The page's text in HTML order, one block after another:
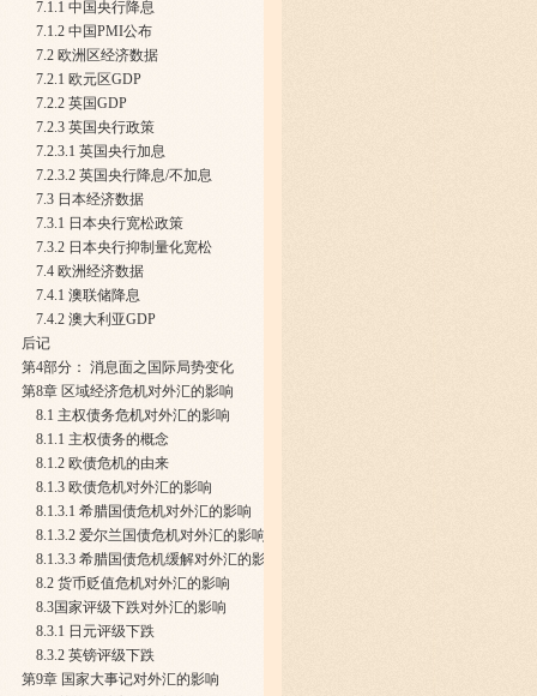
7.1.1 中国央行降息
7.1.2 中国PMI公布
7.2 欧洲区经济数据
7.2.1 欧元区GDP
7.2.2 英国GDP
7.2.3 英国央行政策
7.2.3.1 英国央行加息
7.2.3.2 英国央行降息/不加息
7.3 日本经济数据
7.3.1 日本央行宽松政策
7.3.2 日本央行抑制量化宽松
7.4 欧洲经济数据
7.4.1 澳联储降息
7.4.2 澳大利亚GDP
后记
第4部分： 消息面之国际局势变化
第8章 区域经济危机对外汇的影响
8.1 主权债务危机对外汇的影响
8.1.1 主权债务的概念
8.1.2 欧债危机的由来
8.1.3 欧债危机对外汇的影响
8.1.3.1 希腊国债危机对外汇的影响
8.1.3.2 爱尔兰国债危机对外汇的影响
8.1.3.3 希腊国债危机缓解对外汇的影响
8.2 货币贬值危机对外汇的影响
8.3国家评级下跌对外汇的影响
8.3.1 日元评级下跌
8.3.2 英镑评级下跌
第9章 国家大事记对外汇的影响